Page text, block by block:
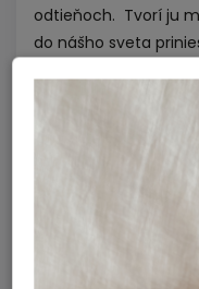
odtieňoch. Tvorí ju
do nášho sveta
ohľadom na naše
Mrs. Ertha vytvára
do najmenších
Objavte jedinečný
neodolateľné